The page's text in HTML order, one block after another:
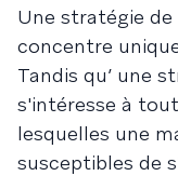
Une stratégie
concentre
Tandis qu’ une
s'intéresse à
lesquelles une
susceptibles de